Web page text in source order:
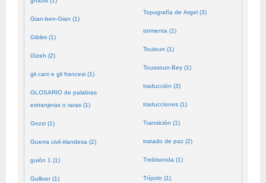
Gian-ben-Gian (1)
Giblim (1)
Gizeh (2)
gli cani e gli francesi (1)
GLOSARIO de palabras
extranjeras o raras (1)
Gozzi (1)
Guerra civil irlandesa (2)
guión 1 (1)
Gulliver (1)
Topografía de Argel (3)
tormenta (1)
Touloun (1)
Toussoun-Bey (1)
traducción (3)
traducciones (1)
Transición (1)
tratado de paz (2)
Trebisonda (1)
Trípolo (1)